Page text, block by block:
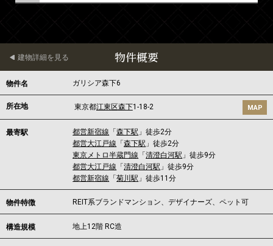
物件概要
建物詳細を見る
物件名 ガリシア森下6
所在地 東京都江東区森下1-18-2 MAP
最寄駅 都営新宿線 「森下駅 」徒歩2分
都営大江戸線 「森下駅 」徒歩2分
東京メトロ半蔵門線 「清澄白河駅 」徒歩9分
都営大江戸線 「清澄白河駅 」徒歩9分
都営新宿線 「菊川駅 」徒歩11分
物件特徴 REIT系ブランドマンション、デザイナーズ、ペット可
構造規模 地上12階 RC造